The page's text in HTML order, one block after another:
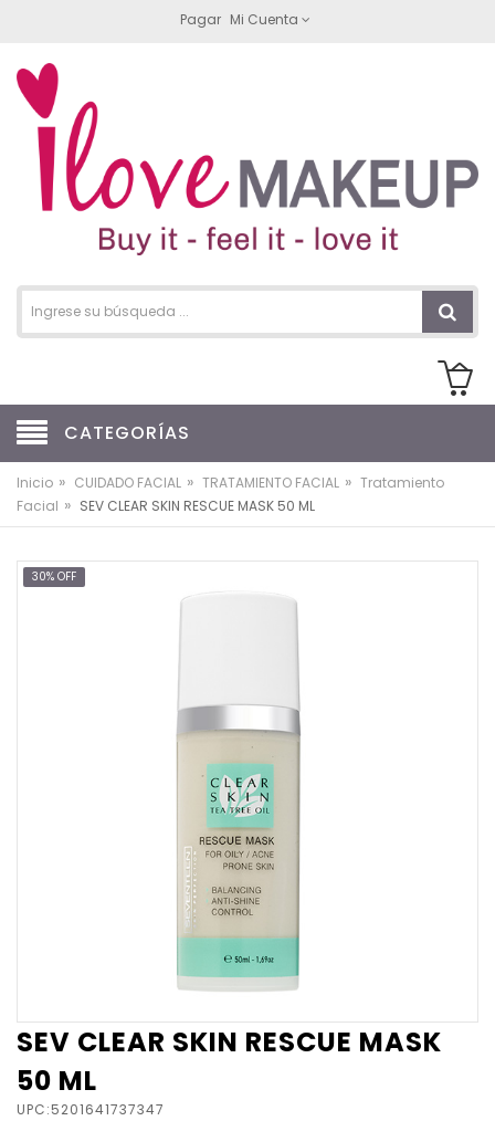
Pagar Mi Cuenta
CATEGORÍAS
Inicio » CUIDADO FACIAL » TRATAMIENTO FACIAL » Tratamiento
Facial » SEV CLEAR SKIN RESCUE MASK 50 ML
30% OFF
SEV CLEAR SKIN RESCUE MASK
50 ML
UPC:5201641737347